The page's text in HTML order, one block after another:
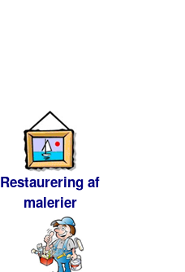
Restaurering af
malerier